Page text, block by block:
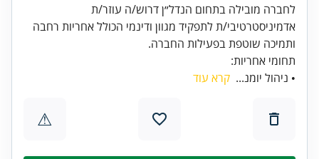
לחברה מובילה בתחום הנדל״ן דרוש/ה עוזר/ת
אדמיניסטרטיבי/ת לתפקיד מגוון ודינמי הכולל אחריות רחבה
ותמיכה שוטפת בפעילות החברה.
תחומי אחריות:
• ניהול יומנ... קרא עוד
⚠